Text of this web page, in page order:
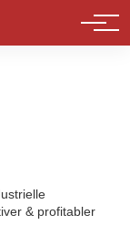
& profitabler